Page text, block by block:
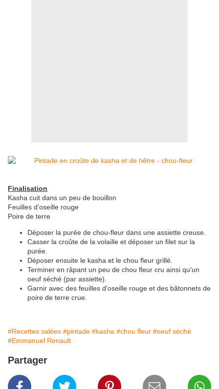
Finalisation
Kasha cuit dans un peu de bouillon
Feuilles d'oseille rouge
Poire de terre
Déposer la purée de chou-fleur dans une assiette creuse.
Casser la croûte de la volaille et déposer un filet sur la
purée.
Déposer ensuite le kasha et le chou fleur grillé.
Terminer en râpant un peu de chou fleur cru ainsi qu'un
oeuf séché (par assiette).
Garnir avec des feuilles d'oseille rouge et des bâtonnets de
poire de terre crue.
#Recettes salées #pintade #kasha #chou fleur #oeuf séché
#Emmanuel Renault
Partager